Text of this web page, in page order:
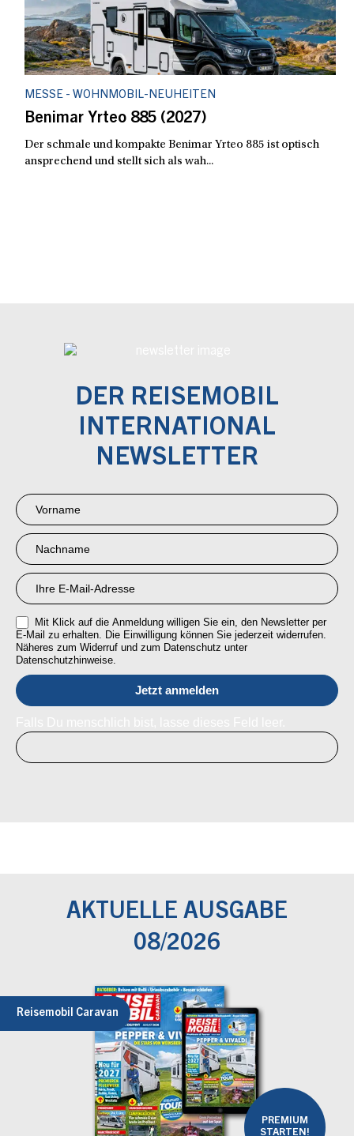
MESSE - WOHNMOBIL-NEUHEITEN
Benimar Yrteo 885 (2027)
Der schmale und kompakte Benimar Yrteo 885 ist optisch
ansprechend und stellt sich als wah...
DER REISEMOBIL
INTERNATIONAL
NEWSLETTER
Newsletter
Anmeldung
RMI
Mit Klick auf die Anmeldung willigen Sie ein, den Newsletter per
E-Mail zu erhalten. Die Einwilligung können Sie jederzeit widerrufen.
Näheres zum Widerruf und zum Datenschutz unter
Datenschutzhinweise.
AKTUELLE AUSGABE
08/2026
Reisemobil Caravan
PREMIUM
STARTEN!